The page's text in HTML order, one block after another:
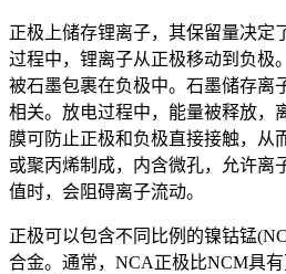
正极上储存锂离子，其保留量决定
过程中，锂离子从正极移动到负极
被石墨包裹在负极中。石墨储存离
相关。放电过程中，能量被释放，
膜可防止正极和负极直接接触，从
或聚丙烯制成，内含微孔，允许离
值时，会阻碍离子流动。
正极可以包含不同比例的镍钴锰
合金。通常，NCA正极比NCM具